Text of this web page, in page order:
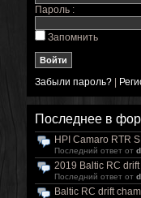
Пароль :
Запомнить
Забыли пароль?
Последнее в
HPI Camaro RTR
Последний ответ от
2019 Baltic RC
Последний ответ от
Baltic RC drift